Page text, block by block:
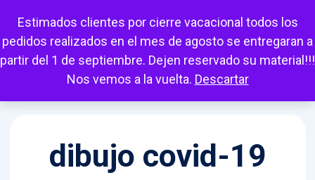
Estimados clientes por cierre vacacional todos los
pedidos realizados en el mes de agosto se entregaran a
partir del 1 de septiembre. Dejen reservado su material!!!
Nos vemos a la vuelta. Descartar
Mi cuenta Carrito Favoritos Escuchar
dibujo covid-19